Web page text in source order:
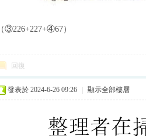
（③226+227+④67）
回復
發表於 2024-6-26 09:26 顯示全部樓層